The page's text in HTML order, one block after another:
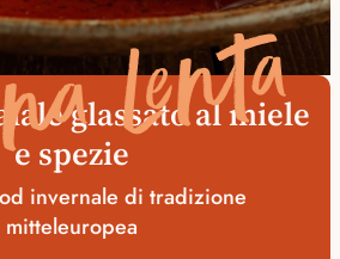
Lenta
glassato al miele
e spezie
invernale di tradizione
mitteleuropea